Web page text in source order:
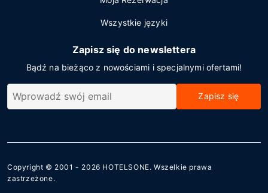
Wszystkie języki
Zapisz się do newslettera
Bądź na bieżąco z nowościami i specjalnymi ofertami!
Zapisz się
Copyright © 2001 - 2026 HOTELSONE. Wszelkie prawa
zastrzeżone.